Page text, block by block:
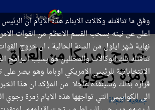
خروج امريكا من
زمرة رجوي
جمعیة النجاة
وفق ما تناقتله وكالات الابناء هذه الايام ان
اعلن عن نيته بسحب القسم الاعظم من القوات
نهاية شهر ايلول من السنة الحالية ، ان خروج
تناقتله تلك الوكالات والمحللين هو بسبب البرامج
الانتخاباتية للرئيس الامريكي اوباما وهو يصر
قراره بذلك وسينفذه عاجلا. من المؤكد ان هذا
الى الكوابيس التي تواجهها هذه الايام زمرة رجوي